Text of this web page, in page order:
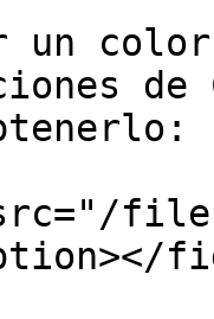
un
files/